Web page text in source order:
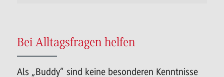
Bei Alltagsfragen helfen
Als „Buddy“ sind keine besonderen Kenntnisse